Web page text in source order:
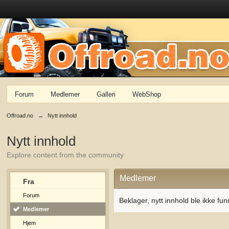
Forum Medlemer Galleri WebShop
Offroad.no → Nytt innhold
Nytt innhold
Explore content from the community
Fra
Forum
Medlemer
Hjem
Medlemer
Beklager, nytt innhold ble ikke